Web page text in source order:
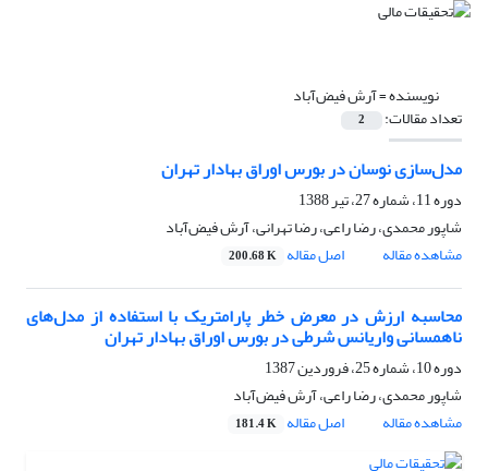
نویسنده =آرش فیض‌آباد
تعداد مقالات: 2
مدل‌سازی نوسان در بورس اوراق بهادار تهران
دوره 11، شماره 27، تیر 1388
شاپور محمدی، رضا راعی، رضا تهرانی، آرش فیض‌آباد
مشاهده مقاله
اصل مقاله 200.68 K
محاسبه ارزش در معرض خطر پارامتریک با استفاده از مدل‌های
ناهمسانی واریانس شرطی در بورس اوراق بهادار تهران
دوره 10، شماره 25، فروردین 1387
شاپور محمدی، رضا راعی، آرش فیض‌آباد
مشاهده مقاله
اصل مقاله 181.4 K